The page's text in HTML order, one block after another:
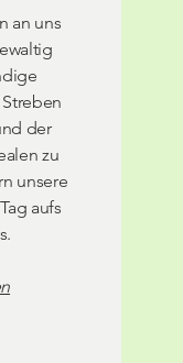
an uns
der
zu
unsere
aufs